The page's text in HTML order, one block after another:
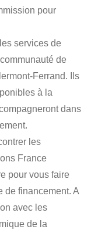
pour
services de
de
Ferrand. Ils
à la
dans
les
France
pour vous faire
de financement. A
avec les
de la